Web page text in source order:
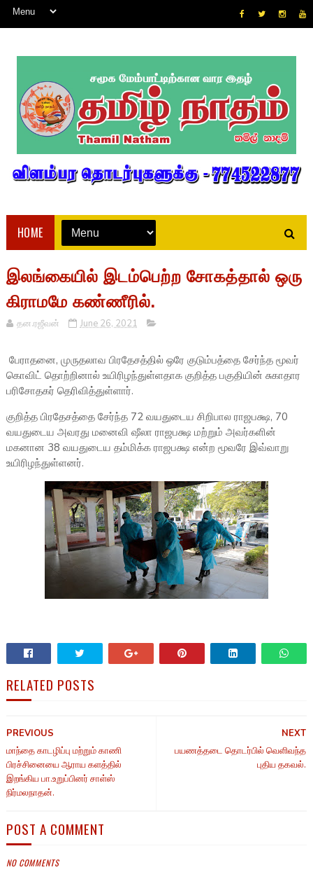
HOME
இலங்கையில் இடம்பெற்ற சோகத்தால் ஒரு
கிராமமே கண்ணீரில்.
தன.ரஜீவன் June 26, 2021
பேராதனை, முருதலாவ பிரதேசத்தில் ஒரே குடும்பத்தை சேர்ந்த மூவர்
கொவிட் தொற்றினால் உயிரிழந்துள்ளதாக குறித்த பகுதியின் சுகாதார
பரிசோதகர் தெரிவித்துள்ளார்.
குறித்த பிரதேசத்தை சேர்ந்த 72 வயதுடைய சிறிபால ராஜபக்ஷ, 70
வயதுடைய அவரது மனைவி ஷீலா ராஜபக்ஷ மற்றும் அவர்களின்
மகனான 38 வயதுடைய தம்மிக்க ராஜபக்ஷ என்ற மூவரே இவ்வாறு
உயிரிழந்துள்ளனர்.
RELATED POSTS
NEXT
பயணத்தடை தொடர்பில் வெளிவந்த
புதிய தகவல்.
PREVIOUS
மாந்தை காடழிப்பு மற்றும் காணி
பிரச்சினையை ஆராய களத்தில்
இறங்கிய பா.உறுப்பினர் சாள்ஸ்
நிர்மலநாதன்.
POST A COMMENT
NO COMMENTS